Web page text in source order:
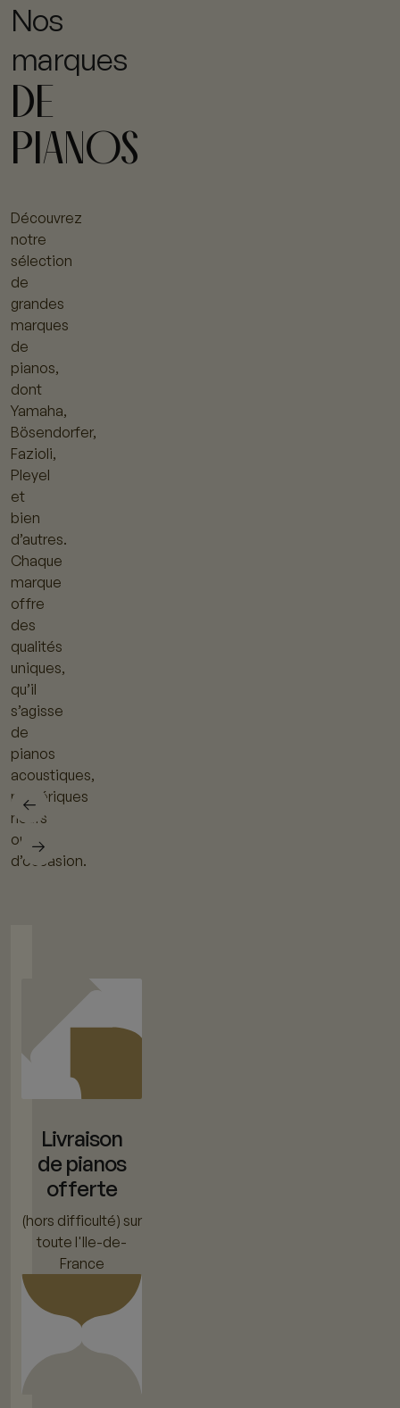
Nos
marques
DE
PIANOS
Découvrez
notre
sélection
de
grandes
marques
de
pianos,
dont
Yamaha,
Bösendorfer,
Fazioli,
Pleyel
et
bien
d’autres.
Chaque
marque
offre
des
qualités
uniques,
qu’il
s’agisse
de
pianos
acoustiques,
numériques
neufs
ou
d’occasion.
Livraison
de pianos
offerte
(hors difficulté) sur
toute l'Ile-de-
France